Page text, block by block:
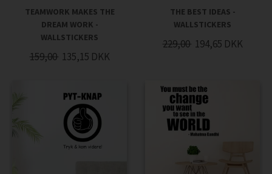
TEAMWORK MAKES THE
DREAM WORK -
WALLSTICKERS
159,00 135,15 DKK
THE BEST IDEAS -
WALLSTICKERS
229,00 194,65 DKK